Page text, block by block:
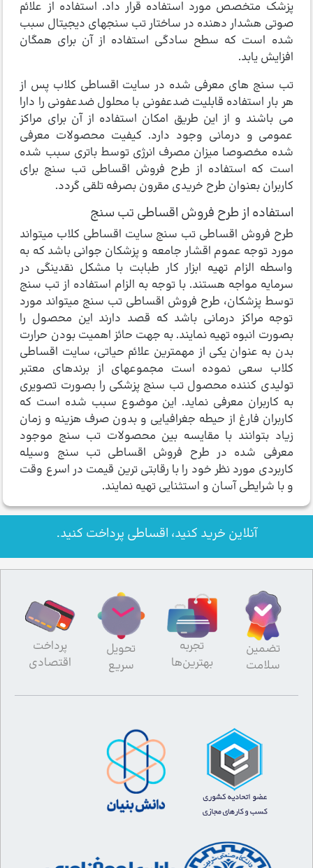
پزشک متخصص مورد استفاده قرار داد. استفاده از علائم
صوتی هشدار دهنده در ساختار تب سنجهای دیجیتال سبب
شده است که سطح سادگی استفاده از آن برای همگان
افزایش یابد.
تب سنج های معرفی شده در سایت اقساطی کلاب پس از
هر بار استفاده قابلیت ضدعفونی با محلول ضدعفونی را دارا
می ­باشند و از این طریق امکان استفاده از آن برای مراکز
عمومی و درمانی وجود دارد. کیفیت محصولات معرفی
شده مخصوصا میزان مصرف انرژی توسط باتری سبب شده
است که استفاده از طرح فروش اقساطی تب سنج برای
کاربران بعنوان طرح خریدی مقرون بصرفه تلقی گردد.
استفاده از طرح فروش اقساطی تب سنج
طرح فروش اقساطی تب سنج سایت اقساطی کلاب می­تواند
مورد توجه عموم اقشار جامعه و پزشکان جوانی باشد که به
واسطه الزام تهیه ابزار کار طبابت با مشکل نقدینگی در
سرمایه مواجه هستند. با توجه به الزام استفاده از تب سنج
توسط پزشکان، طرح فروش اقساطی تب سنج می­تواند مورد
توجه مراکز درمانی باشد که قصد دارند این محصول را
بصورت انبوه تهیه نمایند. به جهت حائز اهمیت بودن حرارت
بدن به عنوان یکی از مهمترین علائم حیاتی، سایت اقساطی
کلاب سعی نموده است مجموعه­ای از برندهای معتبر
تولیدی کننده محصول تب سنج پزشکی را بصورت تصویری
به کاربران معرفی نماید. این موضوع سبب شده است که
کاربران فارغ از حیطه جغرافیایی و بدون صرف هزینه و زمان
زیاد بتوانند با مقایسه بین محصولات تب سنج موجود
معرفی شده در طرح فروش اقساطی تب سنج وسیله
کاربردی مورد نظر خود را با رقابتی ترین قیمت در اسرع وقت
و با شرایطی آسان و استثنایی تهیه نمایند.
آنلاین خرید کنید، اقساطی پرداخت کنید.
تضمین
سلامت
تجربه
بهترین‌ها
تحویل
سریع
پرداخت
اقتصادی